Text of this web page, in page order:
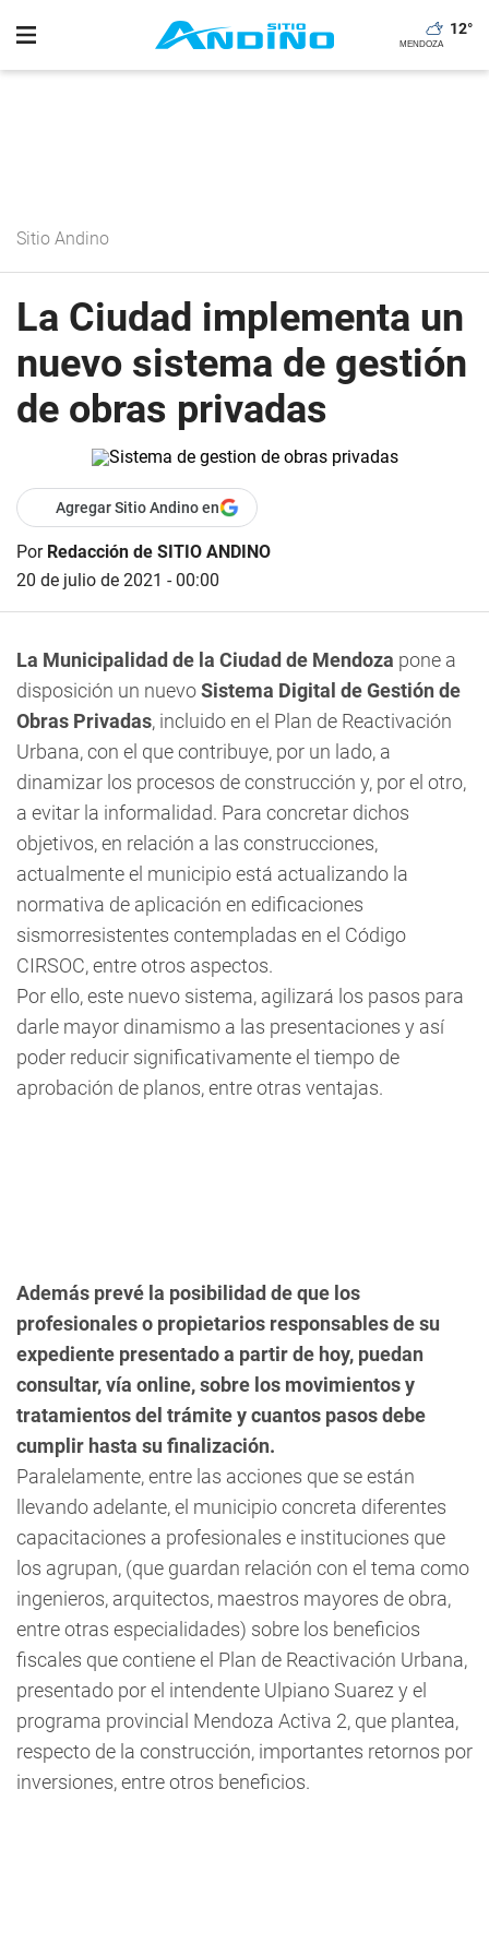
12°
Sitio Andino
La Ciudad implementa un
nuevo sistema de gestión
de obras privadas
Agregar Sitio Andino en
Por Redacción de SITIO ANDINO
20 de julio de 2021 - 00:00
La Municipalidad de la Ciudad de Mendoza pone a
disposición un nuevoSistema Digital de Gestión de
Obras Privadas, incluido en el Plan de Reactivación
Urbana, con el que contribuye, por un lado, a
dinamizar los procesos de construcción y, por el otro,
a evitar la informalidad. Para concretar dichos
objetivos, en relación a las construcciones,
actualmente el municipio está actualizando la
normativa de aplicación en edificaciones
sismorresistentes contempladas en el Código
CIRSOC, entre otros aspectos.
Por ello, este nuevo sistema, agilizará los pasos para
darle mayor dinamismo a las presentaciones y así
poder reducir significativamente el tiempo de
aprobación de planos, entre otras ventajas.
Además prevé la posibilidad de que los
profesionales o propietarios responsables de su
expediente presentado a partir de hoy, puedan
consultar, vía online, sobre los movimientos y
tratamientos del trámite y cuantos pasos debe
cumplir hasta su finalización.
Paralelamente, entre las acciones que se están
llevando adelante, el municipio concreta diferentes
capacitaciones a profesionales e instituciones que
los agrupan, (que guardan relación con el tema como
ingenieros, arquitectos, maestros mayores de obra,
entre otras especialidades) sobre los beneficios
fiscales que contiene el Plan de Reactivación Urbana,
presentado por el intendente Ulpiano Suarez y el
programa provincial Mendoza Activa 2, que plantea,
respecto de la construcción, importantes retornos por
inversiones, entre otros beneficios.